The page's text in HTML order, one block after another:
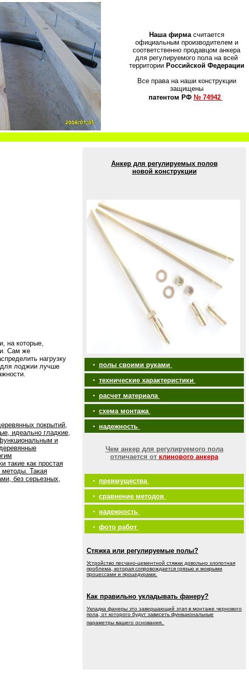
Наша фирмасчитается
официальным производителем и
соответственно продавцом анкера
для регулируемого пола на всей
территории Российской Федерации
Все права на наши конструкции
защищены
патентом РФ № 74942
на которые,
Сам же
нагрузку
для лоджии лучше
покрытий,
идеально гладкие,
и
такие как простая
методы. Такая
без серьезных,
Анкер для регулируемых полов
новой конструкции
• полы своими руками
• технические характеристики
• расчет материала
• схема монтажа
• надежность
Чем анкер для регулируемого пола
отличается от клинового анкера
• преимущества
• сравнение методов
• надежность
• фото работ
Стяжка или регулируемые полы?
Устройство песчано-цементной стяжки довольно хлопотная
проблема, которая сопровождается грязью и мокрыми
процессами и процедурами.
Как правильно укладывать фанеру?
Укладка фанеры это завершающий этап в монтаже чернового
пола, от которого будут зависеть функциональные
параметры вашего основания.